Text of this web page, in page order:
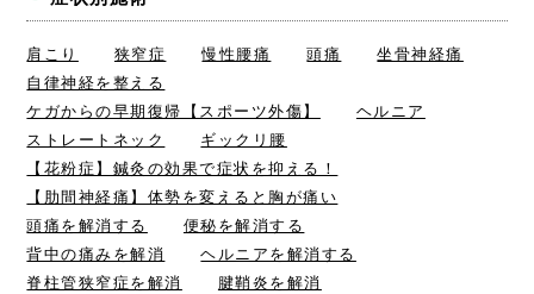
肩こり 狭窄症 慢性腰痛 頭痛
坐骨神経痛
自律神経を整える
ケガからの早期復帰【スポーツ外傷】
ヘルニア
ストレートネック
ギックリ腰
【花粉症】鍼灸の効果で症状を抑える！
【肋間神経痛】体勢を変えると胸が痛い
頭痛を解消する
便秘を解消する
背中の痛みを解消
ヘルニアを解消する
脊柱管狭窄症を解消
腱鞘炎を解消